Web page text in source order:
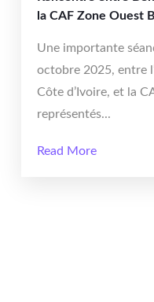
la CAF Zone Ouest B
Une importante
octobre 2025, entre
Côte d’Ivoire, et la
représentés...
Read More